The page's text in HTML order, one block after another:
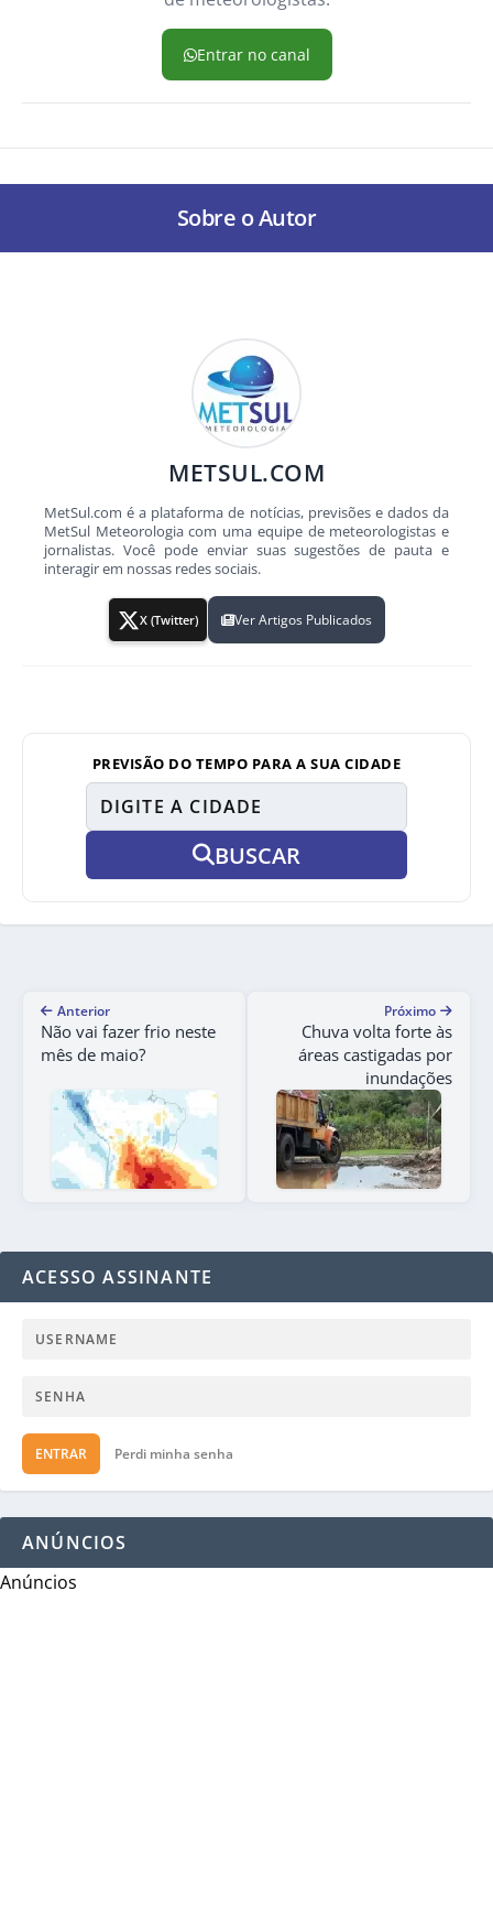
Entrar no canal
Sobre o Autor
METSUL.COM
MetSul.com é a plataforma de notícias, previsões e dados da
MetSul Meteorologia com uma equipe de meteorologistas e
jornalistas. Você pode enviar suas sugestões de pauta e
interagir em nossas redes sociais.
X (Twitter) Ver Artigos Publicados
PREVISÃO DO TEMPO PARA A SUA CIDADE
BUSCAR
Anterior
Não vai fazer frio neste
mês de maio?
Próximo
Chuva volta forte às
áreas castigadas por
inundações
ACESSO ASSINANTE
ENTRAR Perdi minha senha
ANÚNCIOS
Anúncios